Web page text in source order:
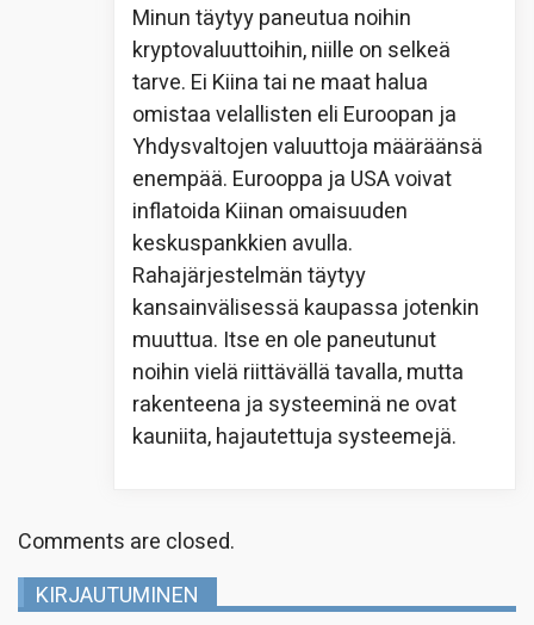
Minun täytyy paneutua noihin
kryptovaluuttoihin, niille on selkeä
tarve. Ei Kiina tai ne maat halua
omistaa velallisten eli Euroopan ja
Yhdysvaltojen valuuttoja määräänsä
enempää. Eurooppa ja USA voivat
inflatoida Kiinan omaisuuden
keskuspankkien avulla.
Rahajärjestelmän täytyy
kansainvälisessä kaupassa jotenkin
muuttua. Itse en ole paneutunut
noihin vielä riittävällä tavalla, mutta
rakenteena ja systeeminä ne ovat
kauniita, hajautettuja systeemejä.
Comments are closed.
KIRJAUTUMINEN